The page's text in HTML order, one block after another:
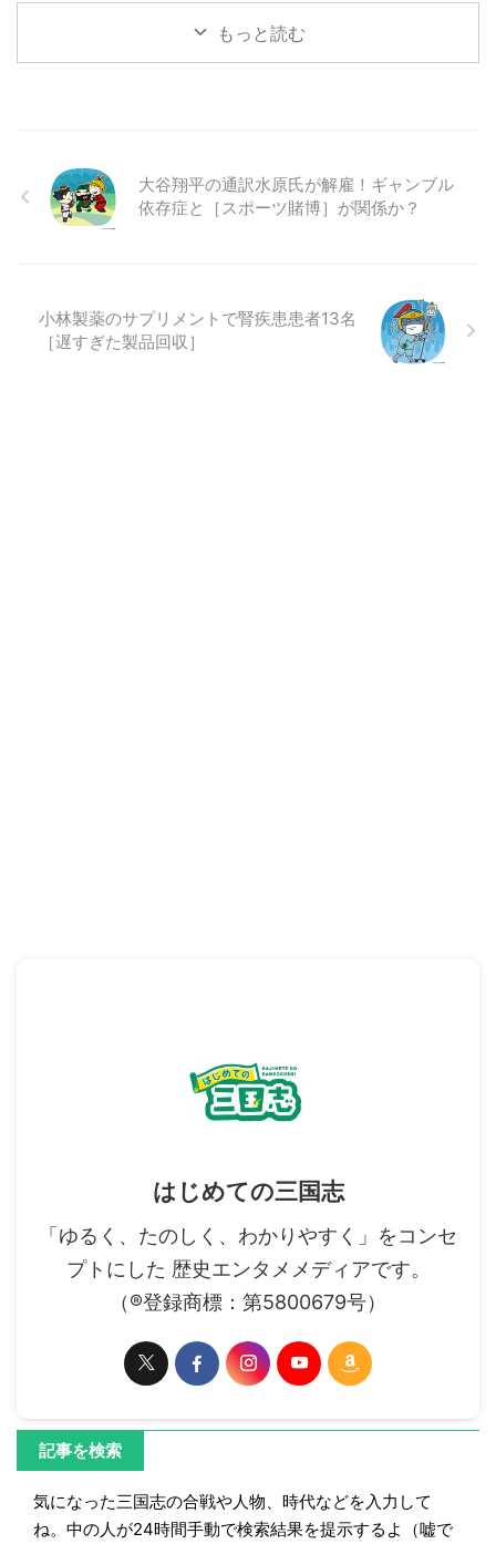
もっと読む
大谷翔平の通訳水原氏が解雇！ギャンブル
依存症と［スポーツ賭博］が関係か？
小林製薬のサプリメントで腎疾患患者13名
［遅すぎた製品回収］
はじめての三国志
「ゆるく、たのしく、わかりやすく」をコンセ
プトにした 歴史エンタメメディアです。
（®登録商標：第5800679号）
記事を検索
気になった三国志の合戦や人物、時代などを入力して
ね。中の人が24時間手動で検索結果を提示するよ（嘘で